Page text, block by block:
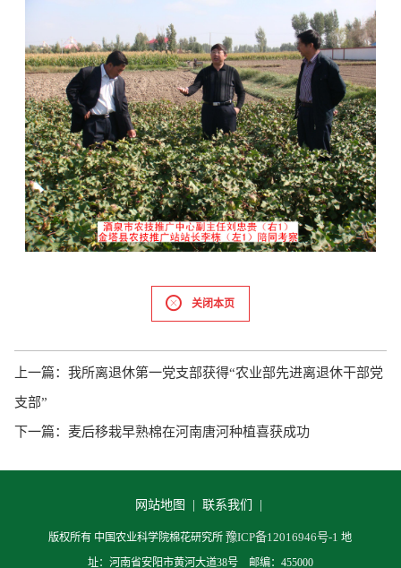
关闭本页
上一篇： 我所离退休第一党支部获得“农业部先进离退休干部党
支部”
下一篇： 麦后移栽早熟棉在河南唐河种植喜获成功
网站地图 | 联系我们 |
版权所有 中国农业科学院棉花研究所豫ICP备12016946号-1 地
址：河南省安阳市黄河大道38号 邮编：455000